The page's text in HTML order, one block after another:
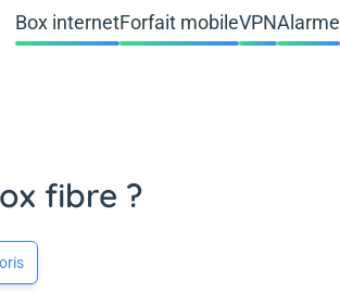
Box internetForfait mobileVPNAlarme
fibre ?